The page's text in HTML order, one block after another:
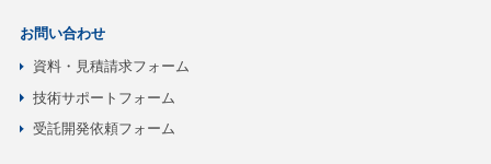
お問い合わせ
資料・見積請求フォーム
技術サポートフォーム
受託開発依頼フォーム